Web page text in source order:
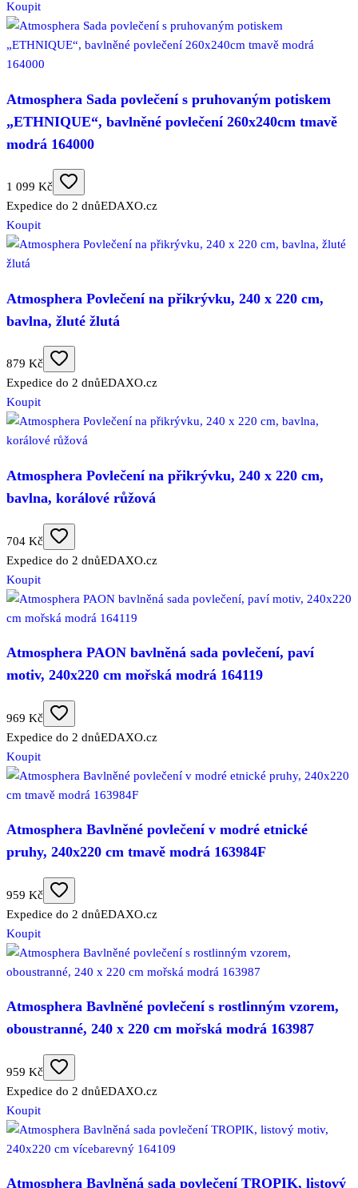
Koupit
Atmosphera Sada povlečení s pruhovaným potiskem
„ETHNIQUE“, bavlněné povlečení 260x240cm tmavě
modrá 164000
1 099 Kč
Expedice do 2 dnůEDAXO.cz
Koupit
Atmosphera Povlečení na přikrývku, 240 x 220 cm,
bavlna, žluté žlutá
879 Kč
Expedice do 2 dnůEDAXO.cz
Koupit
Atmosphera Povlečení na přikrývku, 240 x 220 cm,
bavlna, korálové růžová
704 Kč
Expedice do 2 dnůEDAXO.cz
Koupit
Atmosphera PAON bavlněná sada povlečení, paví
motiv, 240x220 cm mořská modrá 164119
969 Kč
Expedice do 2 dnůEDAXO.cz
Koupit
Atmosphera Bavlněné povlečení v modré etnické
pruhy, 240x220 cm tmavě modrá 163984F
959 Kč
Expedice do 2 dnůEDAXO.cz
Koupit
Atmosphera Bavlněné povlečení s rostlinným vzorem,
oboustranné, 240 x 220 cm mořská modrá 163987
959 Kč
Expedice do 2 dnůEDAXO.cz
Koupit
Atmosphera Bavlněná sada povlečení TROPIK, listový